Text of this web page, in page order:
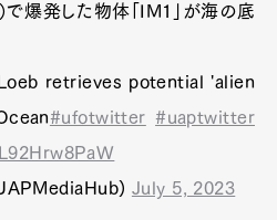
で爆発した物体「IM1」が海の底
retrieves potential 'alien
#ufotwitter #uaptwitter
July 5, 2023